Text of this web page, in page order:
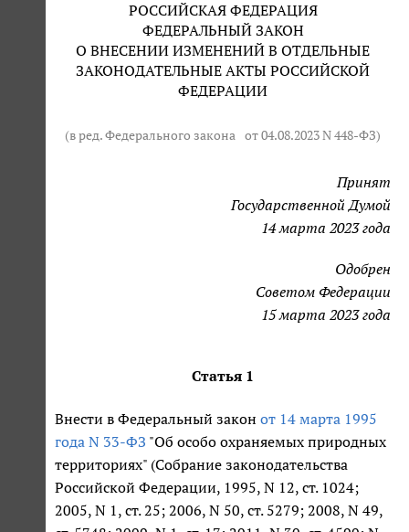
РОССИЙСКАЯ ФЕДЕРАЦИЯ
ФЕДЕРАЛЬНЫЙ ЗАКОН
О ВНЕСЕНИИ ИЗМЕНЕНИЙ В ОТДЕЛЬНЫЕ
ЗАКОНОДАТЕЛЬНЫЕ АКТЫ РОССИЙСКОЙ
ФЕДЕРАЦИИ
(в ред. Федерального закона от 04.08.2023 N 448-ФЗ)
Принят
Государственной Думой
14 марта 2023 года
Одобрен
Советом Федерации
15 марта 2023 года
Статья 1
Внести в Федеральный закон от 14 марта 1995
года N 33-ФЗ "Об особо охраняемых природных
территориях" (Собрание законодательства
Российской Федерации, 1995, N 12, ст. 1024;
2005, N 1, ст. 25; 2006, N 50, ст. 5279; 2008, N 49,